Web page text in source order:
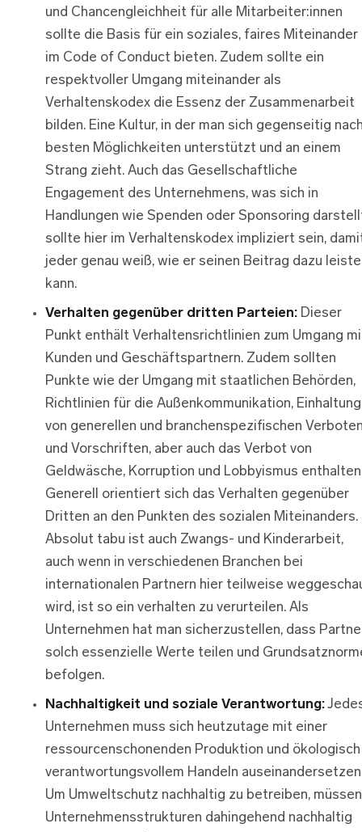
und Chancengleichheit für alle Mitarbeiter:innen
sollte die Basis für ein soziales, faires Miteinander
im Code of Conduct bieten. Zudem sollte ein
respektvoller Umgang miteinander als
Verhaltenskodex die Essenz der Zusammenarbeit
bilden. Eine Kultur, in der man sich gegenseitig
besten Möglichkeiten unterstützt und an einem
Strang zieht. Auch das Gesellschaftliche
Engagement des Unternehmens, was sich in
Handlungen wie Spenden oder Sponsoring
sollte hier im Verhaltenskodex impliziert sein,
jeder genau weiß, wie er seinen Beitrag dazu
kann.
Verhalten gegenüber dritten Parteien: Dieser
Punkt enthält Verhaltensrichtlinien zum Umgang
Kunden und Geschäftspartnern. Zudem sollten
Punkte wie der Umgang mit staatlichen Behörden,
Richtlinien für die Außenkommunikation, Einhaltung
von generellen und branchenspezifischen
und Vorschriften, aber auch das Verbot von
Geldwäsche, Korruption und Lobbyismus
Generell orientiert sich das Verhalten gegenüber
Dritten an den Punkten des sozialen Miteinanders.
Absolut tabu ist auch Zwangs- und Kinderarbeit,
auch wenn in verschiedenen Branchen bei
internationalen Partnern hier teilweise
wird, ist so ein verhalten zu verurteilen. Als
Unternehmen hat man sicherzustellen, dass
solch essenzielle Werte teilen und
befolgen.
Nachhaltigkeit und soziale Verantwortung:
Unternehmen muss sich heutzutage mit einer
ressourcenschonenden Produktion und ökologisch
verantwortungsvollem Handeln
Um Umweltschutz nachhaltig zu betreiben, müssen
Unternehmensstrukturen dahingehend nachhaltig